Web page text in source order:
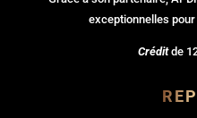
exceptionnelles
Créditde